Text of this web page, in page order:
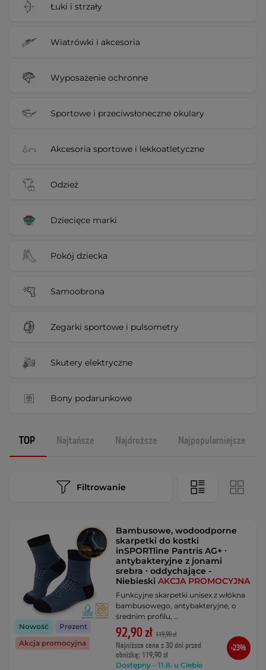
Łuki i strzały
Wiatrówki i akcesoria
Wyposażenie ochronne
Sportowe i przeciwsłoneczne okulary
Akcesoria sportowe i lekkoatletyczne
Odzież
Dziecięce marki
Pokój dziecka
Samoobrona
Zegarki sportowe i pulsometry
Skutery elektryczne
Bony podarunkowe
TOP Najtańsze Najdroższe Najpopularniejsze
Filtrowanie
Nowość
Prezent
Akcja promocyjna
Bambusowe, wodoodporne
skarpetki do kostki
inSPORTline Pantris AG+ ∙
antybakteryjne z jonami
srebra ∙ oddychające -
NiebieskiAKCJA PROMOCYJNA
Funkcyjne skarpetki unisex z włókna
bambusowego, antybakteryjne, o
średnim profilu, …
92,90 zł 119,90 zł
Najniższa cena z 30 dni przed
obniżką: 119,90 zł
Dostępny – 11.8. u Ciebie
-23%